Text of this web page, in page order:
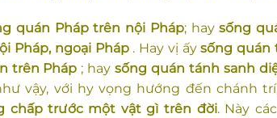
quán Pháp trên nội Pháp; haysống
Pháp, ngoại Pháp. Hay vị ấysống quán
trên Pháp ; hay sống quán tánh sanh
vậy, với hy vọng hướng đến chánh
chấp trước một vật gì trên đời. Này